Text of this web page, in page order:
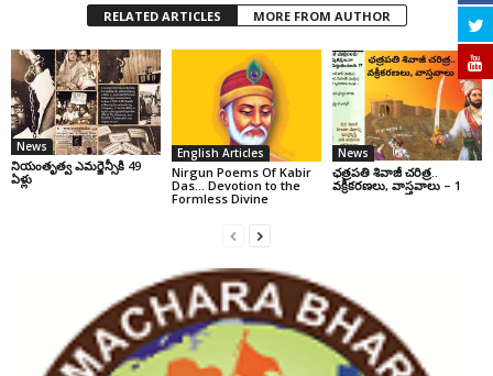
RELATED ARTICLES MORE FROM AUTHOR
News
నియంతృత్వ ఎమర్జెన్సీకి 49
ఏళ్లు
English Articles
Nirgun Poems Of Kabir
Das… Devotion to the
Formless Divine
News
ఛ‌త్ర‌ప‌తి శివాజీ చరిత్ర‌..
వ‌క్రీక‌ర‌ణ‌లు, వాస్త‌వాలు – 1